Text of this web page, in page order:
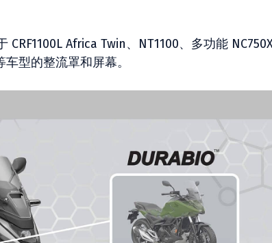
Africa Twin、NT1100、多功能 NC750X
车型的整流罩和屏幕。